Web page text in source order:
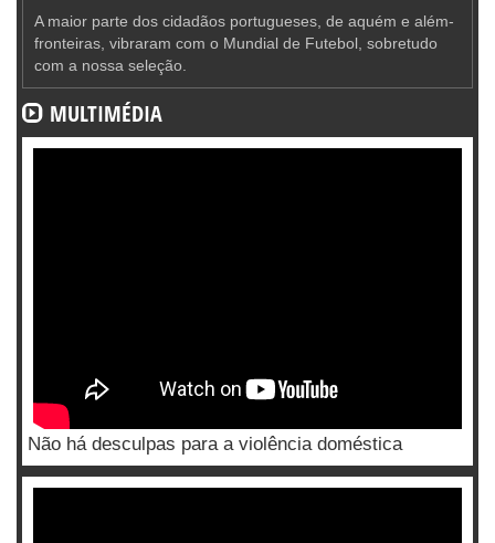
A maior parte dos cidadãos portugueses, de aquém e além-
fronteiras, vibraram com o Mundial de Futebol, sobretudo
com a nossa seleção.
MULTIMÉDIA
Não há desculpas para a violência doméstica